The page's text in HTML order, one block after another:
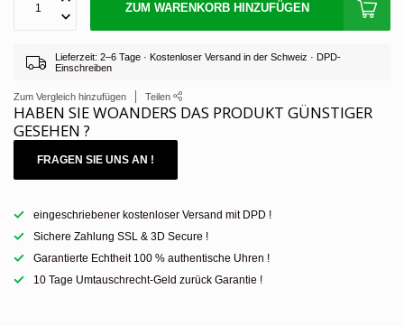
ZUM WARENKORB HINZUFÜGEN
Lieferzeit: 2–6 Tage · Kostenloser Versand in der Schweiz · DPD-
Einschreiben
Zum Vergleich hinzufügen Teilen
HABEN SIE WOANDERS DAS PRODUKT GÜNSTIGER
GESEHEN ?
FRAGEN SIE UNS AN !
eingeschriebener kostenloser Versand mit DPD !
Sichere Zahlung SSL & 3D Secure !
Garantierte Echtheit 100 % authentische Uhren !
10 Tage Umtauschrecht-Geld zurück Garantie !